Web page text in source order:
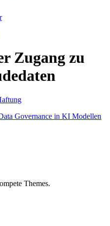
Zugang zu
Governance in KI Modellen
Themes.